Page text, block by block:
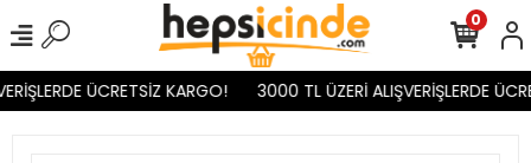
ÜCRETSİZ KARGO! 3000 TL ÜZERİ ALIŞVERİŞLERDE
0